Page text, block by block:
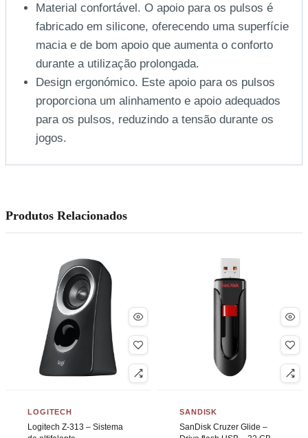
Material confortável. O apoio para os pulsos é
fabricado em silicone, oferecendo uma superfície
macia e de bom apoio que aumenta o conforto
durante a utilização prolongada.
Design ergonómico. Este apoio para os pulsos
proporciona um alinhamento e apoio adequados
para os pulsos, reduzindo a tensão durante os
jogos.
Produtos Relacionados
LOGITECH
Logitech Z-313 – Sistema
SANDISK
SanDisk Cruzer Glide –